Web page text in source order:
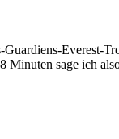
Everest-
Minuten sage ich